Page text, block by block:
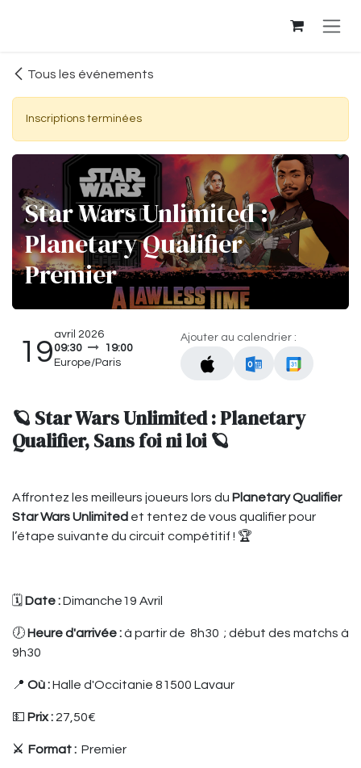
Tous les événements
Inscriptions terminées
Star Wars Unlimited :
Planetary Qualifier
Premier
19
avril 2026
09:30
19:00
Europe/Paris
Ajouter au calendrier :
🪐 Star Wars Unlimited : Planetary
Qualifier, Sans foi ni loi 🪐
Affrontez les meilleurs joueurs lors du Planetary Qualifier
Star Wars Unlimited et tentez de vous qualifier pour
l’étape suivante du circuit compétitif ! 🏆
🗓️ Date :Dimanche19 Avril
🕖 Heure d'arrivée :à partir de 8h30 ; début des matchs à
9h30
📍 Où :Halle d'Occitanie 81500 Lavaur
💵 Prix : 27,50€
⚔️ Format : Premier